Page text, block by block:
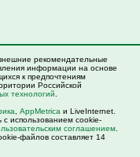
рекомендательные
информации на основе
к предпочтениям
Российской
технологий
AppMetrica и LiveInternet.
с использованием cookie-
соглашением
файлов составляет 14